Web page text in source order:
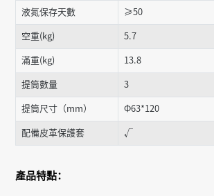
液氮保存天數 ≥50
空重(kg) 5.7
滿重(kg) 13.8
提筒數量 3
提筒尺寸（mm） Φ63*120
配備皮革保護套 √
產品特點：